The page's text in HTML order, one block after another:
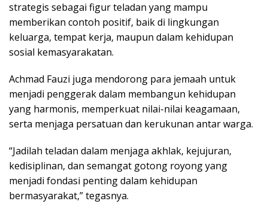
strategis sebagai figur teladan yang mampu
memberikan contoh positif, baik di lingkungan
keluarga, tempat kerja, maupun dalam kehidupan
sosial kemasyarakatan.
Achmad Fauzi juga mendorong para jemaah untuk
menjadi penggerak dalam membangun kehidupan
yang harmonis, memperkuat nilai-nilai keagamaan,
serta menjaga persatuan dan kerukunan antar warga.
“Jadilah teladan dalam menjaga akhlak, kejujuran,
kedisiplinan, dan semangat gotong royong yang
menjadi fondasi penting dalam kehidupan
bermasyarakat,” tegasnya.